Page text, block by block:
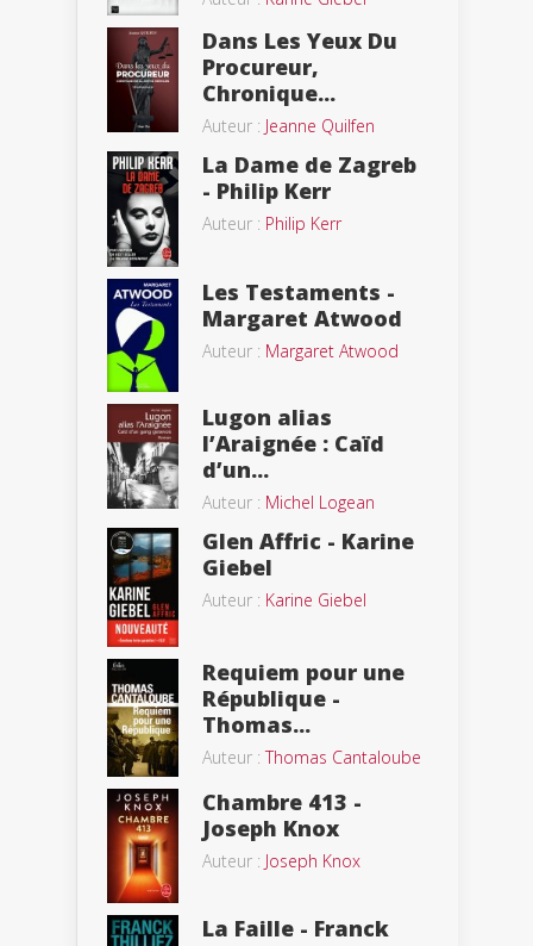
Dans Les Yeux Du
Procureur,
Chronique...
Auteur : Jeanne Quilfen
La Dame de Zagreb
- Philip Kerr
Auteur : Philip Kerr
Les Testaments -
Margaret Atwood
Auteur : Margaret Atwood
Lugon alias
l’Araignée : Caïd
d’un...
Auteur : Michel Logean
Glen Affric - Karine
Giebel
Auteur : Karine Giebel
Requiem pour une
République -
Thomas...
Auteur :Thomas Cantaloube
Chambre 413 -
Joseph Knox
Auteur : Joseph Knox
La Faille - Franck